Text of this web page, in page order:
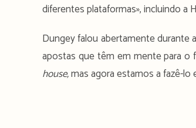
diferentes plataformas», incluindo a
Dungey falou abertamente durante
apostas que têm em mente para o
house,mas agora estamos a fazê-